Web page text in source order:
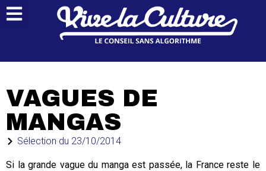
VAGUES DE
MANGAS
Sélection du 23/10/2014
Si la grande vague du manga est passée, la France reste le